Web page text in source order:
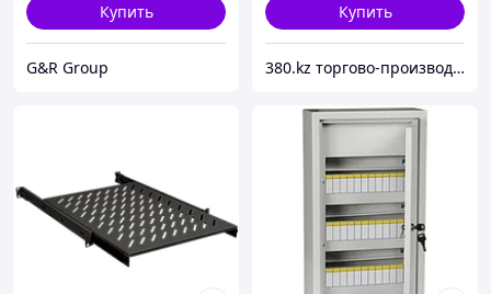
Купить
G&R Group
Купить
380.kz торгово-производственная компания (ТОО "AilinEX" юр. лицо)